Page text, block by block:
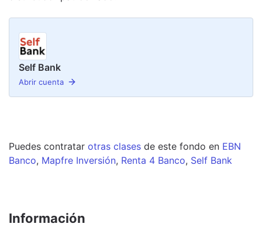
Self Bank
Abrir cuenta
Puedes contratar otras clases de este fondo en EBN
Banco, Mapfre Inversión, Renta 4 Banco, Self Bank
Información